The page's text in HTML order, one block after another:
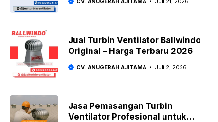
2026
Jual Turbin Ventilator Ballwindo
Original – Harga Terbaru 2026
CV. ANUGERAH AJITAMA Juli 2, 2026
Jasa Pemasangan Turbin
Ventilator Profesional untuk